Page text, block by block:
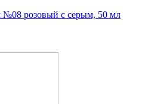
№08 розовый с серым, 50 мл